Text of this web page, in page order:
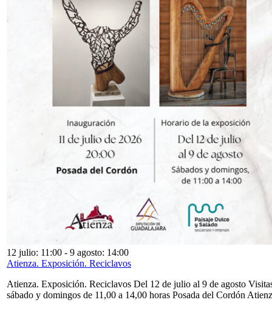
12 julio: 11:00 - 9 agosto: 14:00
Atienza. Exposición. Reciclavos
Atienza. Exposición. Reciclavos Del 12 de julio al 9 de agosto
sábado y domingos de 11,00 a 14,00 horas Posada del Cordón